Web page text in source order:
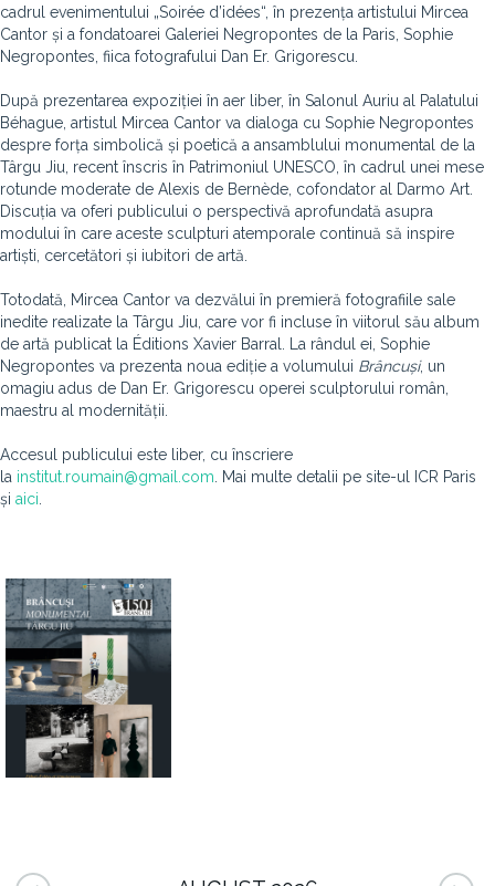
cadrul evenimentului „Soirée d’idées“, în prezența artistului Mircea
Cantor și a fondatoarei Galeriei Negropontes de la Paris, Sophie
Negropontes, fiica fotografului Dan Er. Grigorescu.
După prezentarea expoziției în aer liber, în Salonul Auriu al Palatului
Béhague, artistul Mircea Cantor va dialoga cu Sophie Negropontes
despre forța simbolică și poetică a ansamblului monumental de la
Târgu Jiu, recent înscris în Patrimoniul UNESCO, în cadrul unei mese
rotunde moderate de Alexis de Bernède, cofondator al Darmo Art.
Discuția va oferi publicului o perspectivă aprofundată asupra
modului în care aceste sculpturi atemporale continuă să inspire
artiști, cercetători și iubitori de artă.
Totodată, Mircea Cantor va dezvălui în premieră fotografiile sale
inedite realizate la Târgu Jiu, care vor fi incluse în viitorul său album
de artă publicat la Éditions Xavier Barral. La rândul ei, Sophie
Negropontes va prezenta noua ediție a volumului Brâncuși, un
omagiu adus de Dan Er. Grigorescu operei sculptorului român,
maestru al modernității.
Accesul publicului este liber, cu înscriere
la institut.roumain@gmail.com . Mai multe detalii pe site-ul ICR Paris
și aici